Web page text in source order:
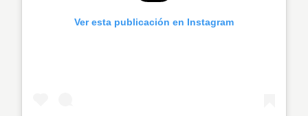
Ver esta publicación en Instagram